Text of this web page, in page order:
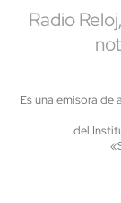
Radio
Es una emisora de
del